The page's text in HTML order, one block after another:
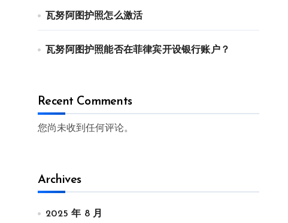
瓦努阿图护照怎么激活
瓦努阿图护照能否在菲律宾开设银行账户？
Recent Comments
您尚未收到任何评论。
Archives
2025 年 8 月